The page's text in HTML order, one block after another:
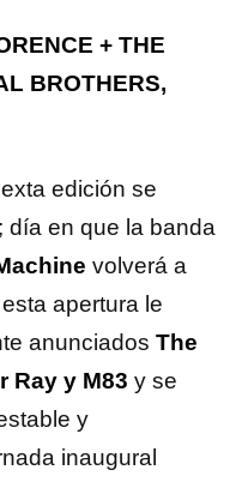
+ THE
BROTHERS,
edición se
día en que la banda
volverá a
apertura le
anunciados The
Ray y M83 y se
y
inaugural